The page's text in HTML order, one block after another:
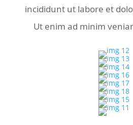
incididunt ut labore et
Ut enim ad minim